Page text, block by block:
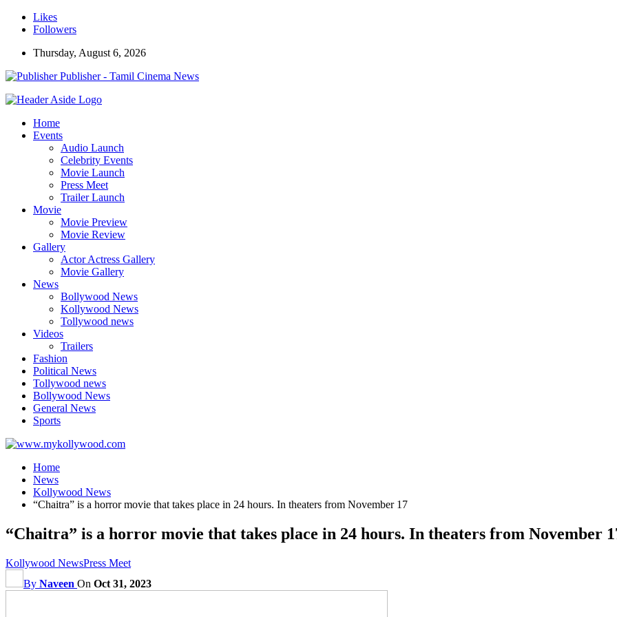
Likes
Followers
Thursday, August 6, 2026
Publisher - Tamil Cinema News
Home
Events
Audio Launch
Celebrity Events
Movie Launch
Press Meet
Trailer Launch
Movie
Movie Preview
Movie Review
Gallery
Actor Actress Gallery
Movie Gallery
News
Bollywood News
Kollywood News
Tollywood news
Videos
Trailers
Fashion
Political News
Tollywood news
Bollywood News
General News
Sports
Home
News
Kollywood News
“Chaitra” is a horror movie that takes place in 24 hours. In theaters from November 17
“Chaitra” is a horror movie that takes place in 24 hours. In theaters from November
Kollywood NewsPress Meet
By Naveen On Oct 31, 2023